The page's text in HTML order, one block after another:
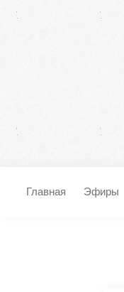
Главная Эфиры